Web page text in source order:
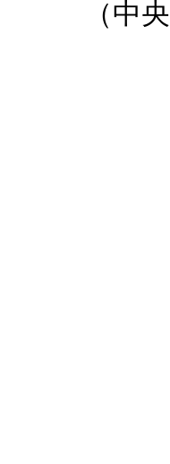
（中